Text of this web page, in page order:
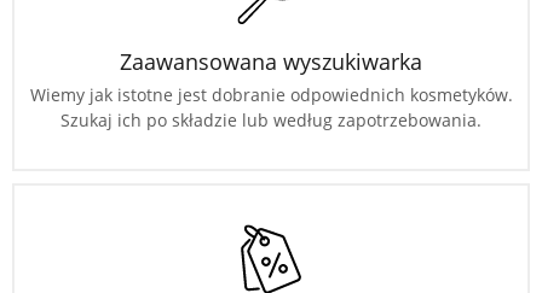
Zaawansowana wyszukiwarka
Wiemy jak istotne jest dobranie odpowiednich kosmetyków.
Szukaj ich po składzie lub według zapotrzebowania.